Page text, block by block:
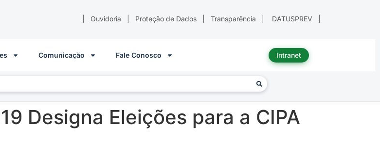
Ouvidoria Proteção de Dados Transparência DATUSPREV
Comunicação Fale Conosco Intranet
Designa Eleições para a CIPA